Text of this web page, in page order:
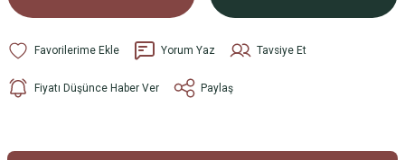
Yorum Yaz Tavsiye Et
Fiyatı Düşünce Haber Ver Paylaş